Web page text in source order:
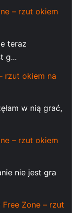
– rzut okiem
teraz
g...
rzut okiem na
w nią grać,
– rzut okiem
nie jest gra
Zone – rzut